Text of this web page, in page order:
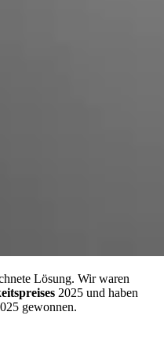
Lösung. Wir waren
2025 und haben
gewonnen.